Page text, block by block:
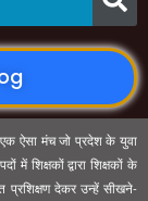
एक ऐसा मंच जो प्रदेश के युवा
में शिक्षकों द्वारा शिक्षकों के
प्रशिक्षण देकर उन्हें सीखने-